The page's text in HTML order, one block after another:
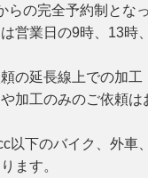
らの完全予約制とな
営業日の9時、13時
の延長線上での加工
加工のみのご依頼は
以下のバイク、外車
ます。